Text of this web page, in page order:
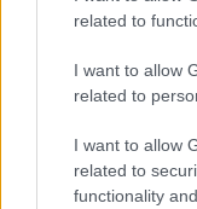
related to
I want to allow
related to
I want to allow
related to
functionality